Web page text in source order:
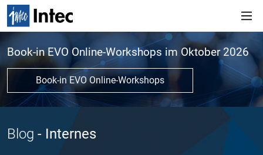
Book-in EVO Online-Workshops im Oktober 2026
Book-in EVO Online-Workshops
Blog - Internes